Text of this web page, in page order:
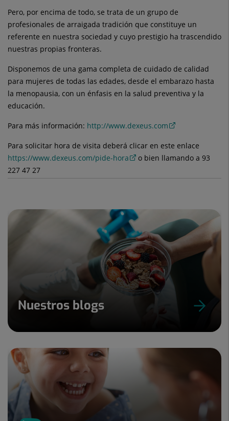
Pero, por encima de todo, se trata de un grupo de
profesionales de arraigada tradición que constituye un
referente en nuestra sociedad y cuyo prestigio ha trascendido
nuestras propias fronteras.
Disponemos de una gama completa de cuidado de calidad
para mujeres de todas las edades, desde el embarazo hasta
la menopausia, con un énfasis en la salud preventiva y la
educación.
Para más información: http://www.dexeus.com
Para solicitar hora de visita deberá clicar en este enlace
https://www.dexeus.com/pide-hora
o bien llamando a 93
227 47 27
Nuestros blogs